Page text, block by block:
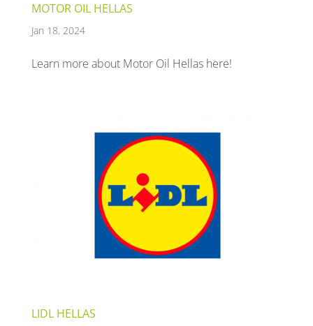
MOTOR OIL HELLAS
Jan 18, 2024
Learn more about Motor Oil Hellas here!
LIDL HELLAS